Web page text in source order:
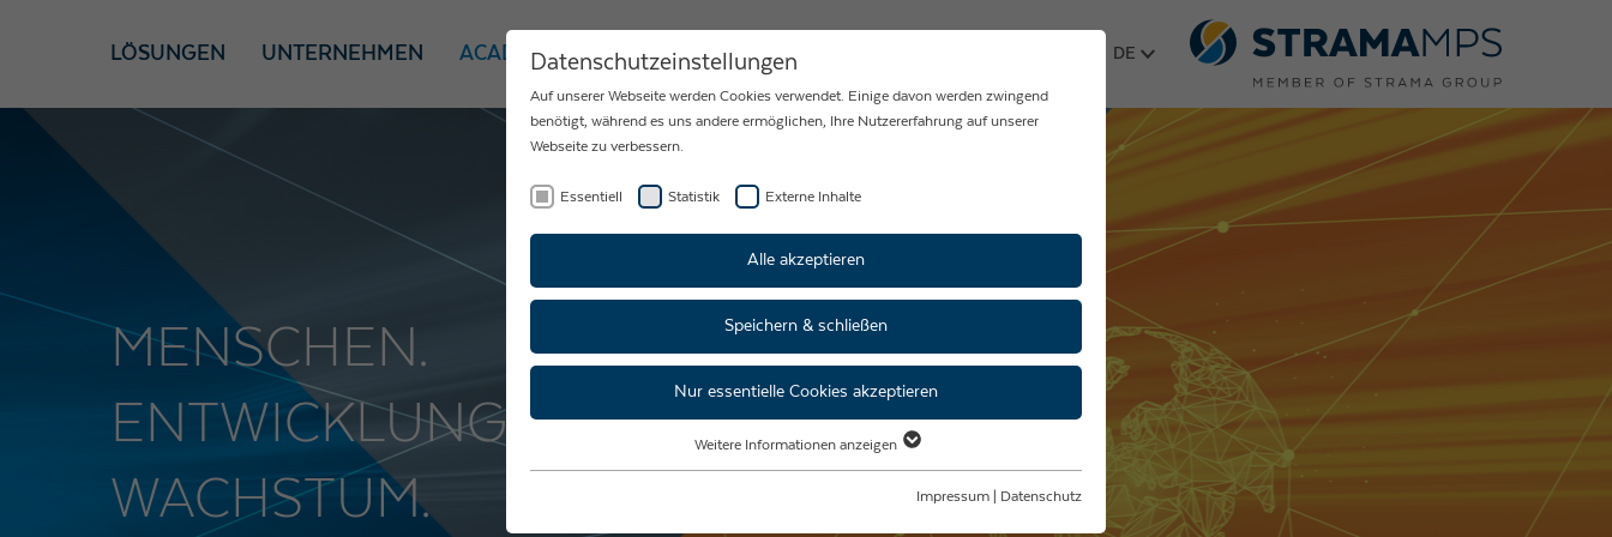
LÖSUNGEN UNTERNEHMEN ACADEMY KARRIERE NEWS
MENSCHEN.
ENTWICKLUNG.
WACHSTUM.
Datenschutzeinstellungen
Auf unserer Webseite werden Cookies verwendet. Einige davon werden zwingend
benötigt, während es uns andere ermöglichen, Ihre Nutzererfahrung auf unserer
Webseite zu verbessern.
Essentiell Statistik Externe Inhalte
Alle akzeptieren
Speichern & schließen
Nur essentielle Cookies akzeptieren
Essentielle Cookies werden für grundlegende Funktionen der Webseite benötigt.
Weitere Informationen anzeigen
Impressum Datenschutz